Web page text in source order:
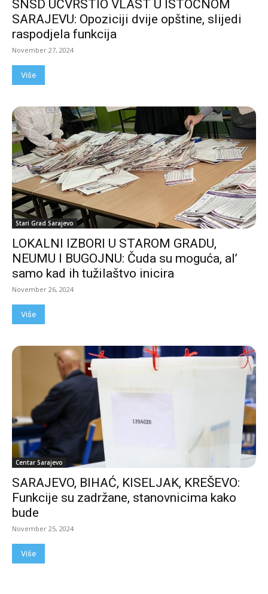
SNSD UČVRSTIO VLAST U ISTOČNOM
SARAJEVU: Opoziciji dvije opštine, slijedi
raspodjela funkcija
November 27, 2024
Više
Stari Grad Sarajevo
LOKALNI IZBORI U STAROM GRADU,
NEUMU I BUGOJNU: Čuda su moguća, al’
samo kad ih tužilaštvo inicira
November 26, 2024
Više
Centar Sarajevo
SARAJEVO, BIHAĆ, KISELJAK, KREŠEVO:
Funkcije su zadržane, stanovnicima kako
bude
November 25, 2024
Više